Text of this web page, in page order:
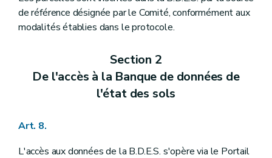
de référence désignée par le Comité, conformément aux
modalités établies dans le protocole.
Section 2
De l'accès à la Banque de données de
l'état des sols
Art. 8.
L'accès aux données de la B.D.E.S. s'opère via le Portail